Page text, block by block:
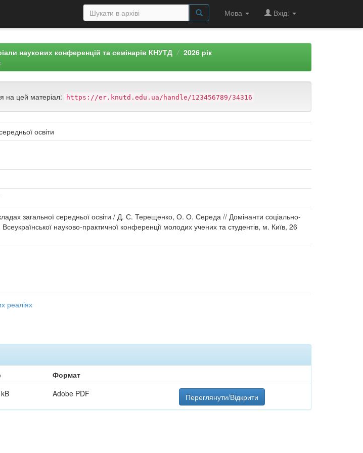
Мова Вхід:
наукових конференцій та семінарів КНУТД
2026 рік
на цей матеріал: https://er.knutd.edu.ua/handle/123456789/34316
освіти
загальної середньої освіти / Д. С. Терещенко, О. О. Середа // Домінанти соціально-
науково-практичної конференції молодих учених та студентів, м. Київ, 26
реаліях
Формат
Adobe PDF Переглянути/Відкрити